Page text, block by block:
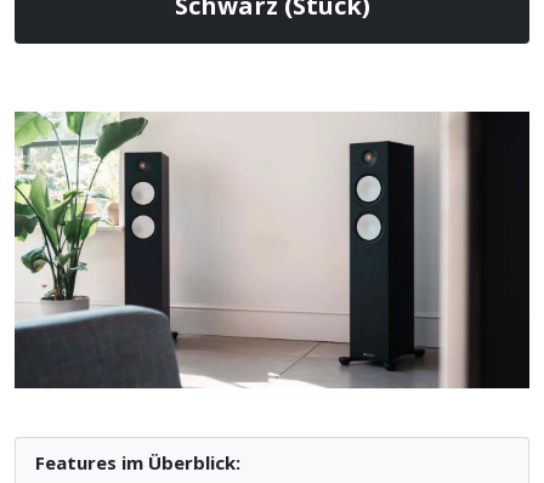
Features im Überblick: